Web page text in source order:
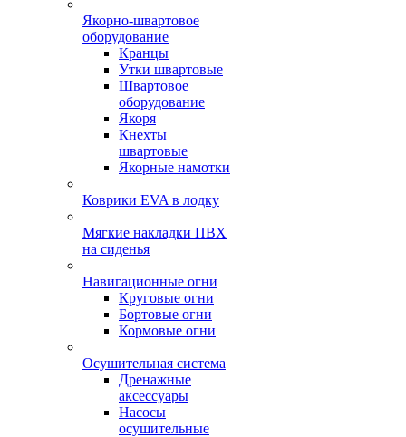
Якорно-швартовое
оборудование
Кранцы
Утки швартовые
Швартовое
оборудование
Якоря
Кнехты
швартовые
Якорные намотки
Коврики EVA в лодку
Мягкие накладки ПВХ
на сиденья
Навигационные огни
Круговые огни
Бортовые огни
Кормовые огни
Осушительная система
Дренажные
аксессуары
Насосы
осушительные